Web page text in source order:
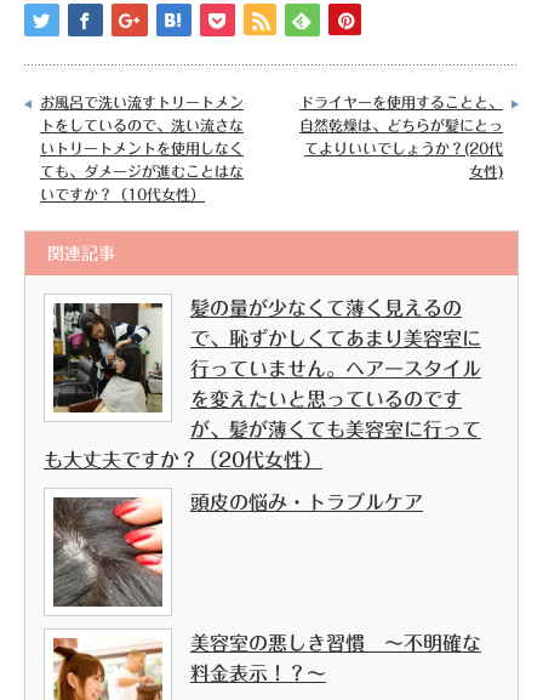
お風呂で洗い流すトリートメン
トをしているので、洗い流さな
いトリートメントを使用しなく
ても、ダメージが進むことはな
いですか？（10代女性）
ドライヤーを使用することと、
自然乾燥は、どちらが髪にとっ
てよりいいでしょうか？(20代
女性)
関連記事
髪の量が少なくて薄く見えるの
で、恥ずかしくてあまり美容室に
行っていません。ヘアースタイル
を変えたいと思っているのです
が、髪が薄くても美容室に行って
も大丈夫ですか？（20代女性）
頭皮の悩み・トラブルケア
美容室の悪しき習慣 ～不明確な
料金表示！？～